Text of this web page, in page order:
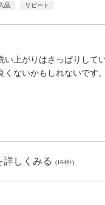
品 リピート
い上がりはさっぱりして
くないかもしれないです
詳しくみる (164件)